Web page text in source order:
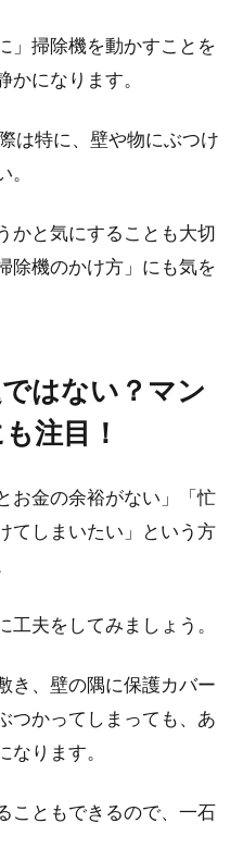
」掃除機を動かすことを
になります。
は特に、壁や物にぶつけ
かと気にすることも大切
除機のかけ方」にも気を
はない？マン
注目！
お金の余裕がない」「忙
てしまいたい」という方
夫をしてみましょう。
き、壁の隅に保護カバー
つかってしまっても、あ
なります。
こともできるので、一石